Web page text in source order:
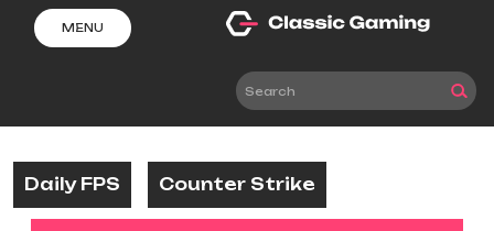
content
MENU
Daily FPS Counter Strike